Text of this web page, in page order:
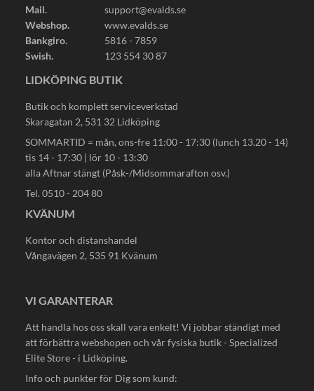
Mail.
support@evalds.se
Webshop.
www.evalds.se
Bankgiro.
5816 - 7859
Swish.
123 554 30 87
LIDKÖPING BUTIK
Butik och komplett serviceverkstad
Skaragatan 2, 531 32 Lidköping
SOMMARTID = mån, ons-fre 11:00 - 17:30 (lunch 13.20 - 14)
tis 14 - 17:30 | lör 10 - 13:30
alla Aftnar stängt (Påsk-/Midsommarafton osv.)
Tel. 0510 - 204 80
KVÄNUM
Kontor och distanshandel
Vångavägen 2, 535 91 Kvänum
VI GARANTERAR
Att handla hos oss skall vara enkelt! Vi jobbar ständigt med
att förbättra webshopen och vår fysiska butik - Specialized
Elite Store - i Lidköping.
Info och punkter för Dig som kund: